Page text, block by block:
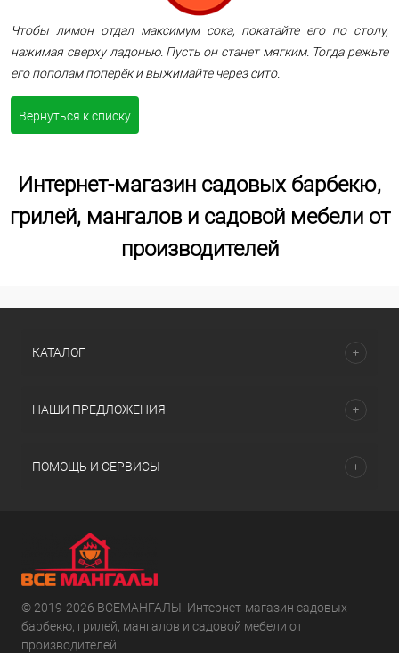
Чтобы лимон отдал максимум сока, покатайте его по столу,
нажимая сверху ладонью. Пусть он станет мягким. Тогда режьте
его пополам поперёк и выжимайте через сито.
Вернуться к списку
Интернет-магазин садовых барбекю,
грилей, мангалов и садовой мебели от
производителей
КАТАЛОГ
НАШИ ПРЕДЛОЖЕНИЯ
ПОМОЩЬ И СЕРВИСЫ
© 2019-2026 ВСЕМАНГАЛЫ. Интернет-магазин садовых
барбекю, грилей, мангалов и садовой мебели от
производителей